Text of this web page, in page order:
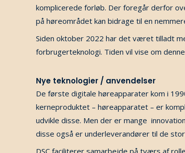
komplicerede forløb. Der foregår derfor
på høreområdet kan bidrage til en
Siden oktober 2022 har det været tilladt
forbrugerteknologi. Tiden vil vise om
Nye teknologier / anvendelser
De første digitale høreapparater kom i
kerneproduktet – høreapparatet – er
udvikle disse. Men der er mange
disse også er underleverandører til de
DSC faciliterer samarbejde på tværs af